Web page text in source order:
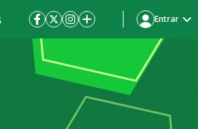
Entrar